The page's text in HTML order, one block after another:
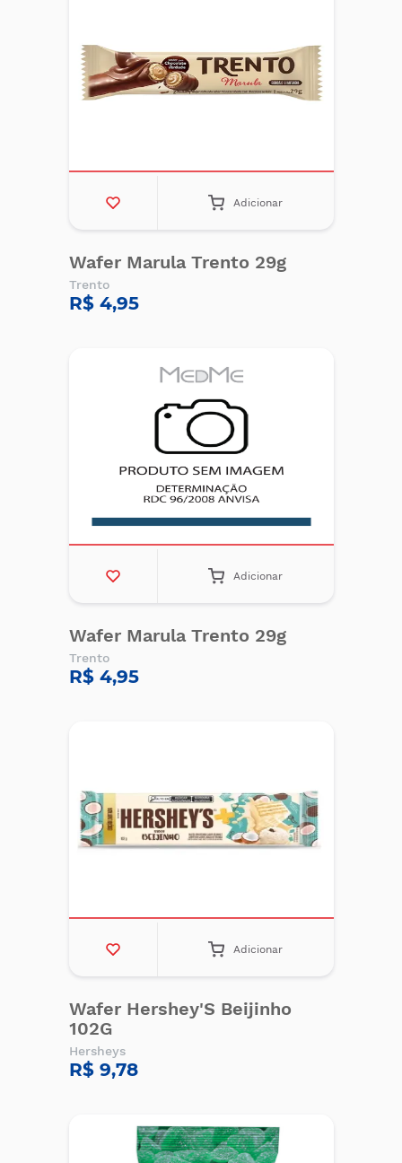
Adicionar
Wafer Marula Trento 29g
Trento
R$ 4,95
Adicionar
Wafer Marula Trento 29g
Trento
R$ 4,95
Adicionar
Wafer Hershey'S Beijinho
102G
Hersheys
R$ 9,78